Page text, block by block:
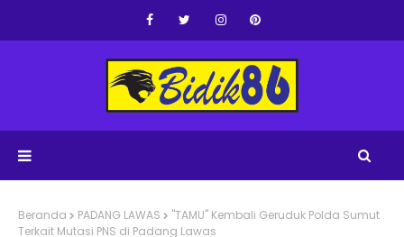
Beranda PADANG LAWAS
"TAMU" Kembali Geruduk Polda Sumut
Terkait Mutasi PNS di Padang Lawas